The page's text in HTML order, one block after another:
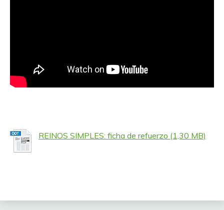
REINOS SIMPLES: ficha de refuerzo